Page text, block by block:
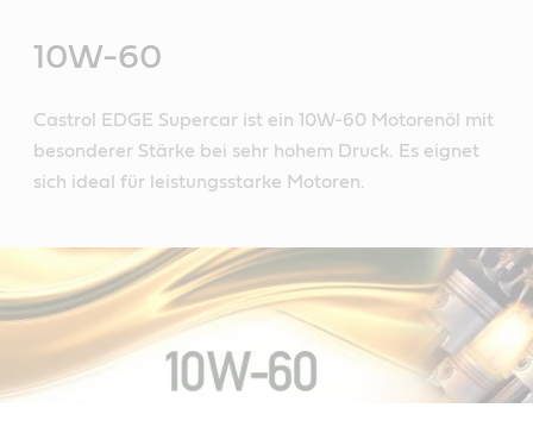
10W-60
Castrol EDGE Supercar ist ein 10W-60 Motorenöl mit
besonderer Stärke bei sehr hohem Druck. Es eignet
sich ideal für leistungsstarke Motoren.